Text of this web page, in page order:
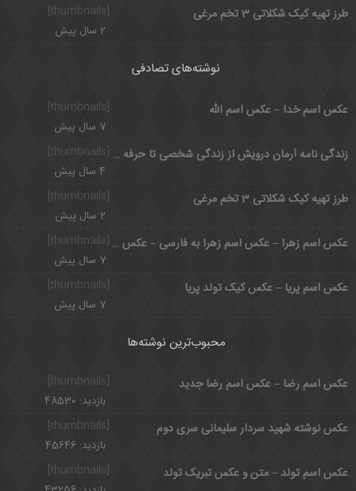
طرز تهیه کیک شکلاتی 3 تخم مرغی
2 سال پیش
نوشته‌های تصادفی
[thumbnails] عکس اسم خدا – عکس اسم الله
7 سال پیش
زندگی نامه آرمان درویش از زندگی شخصی تا حرفه ای
4 سال پیش
[thumbnails]
طرز تهیه کیک شکلاتی 3 تخم مرغی
2 سال پیش
عکس اسم زهرا – عکس اسم زهرا به فارسی – عکس زیبای زهرا
7 سال پیش
عکس اسم پریا – عکس کیک تولد پریا
7 سال پیش
محبوب‌ترین نوشته‌ها
عکس اسم رضا – عکس اسم رضا جدید
بازدید: 48530
[thumbnails]
عکس نوشته شهید سردار سلیمانی سری دوم
بازدید: 45646
عکس اسم تولد – متن و عکس تبریک تولد